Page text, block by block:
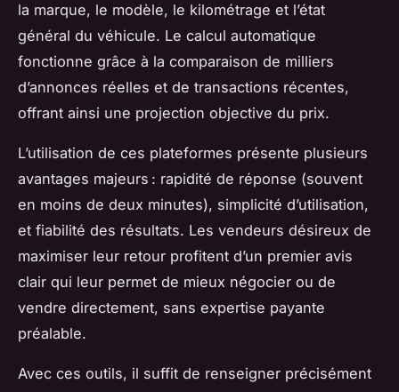
la marque, le modèle, le kilométrage et l’état
général du véhicule. Le calcul automatique
fonctionne grâce à la comparaison de milliers
d’annonces réelles et de transactions récentes,
offrant ainsi une projection objective du prix.
L’utilisation de ces plateformes présente plusieurs
avantages majeurs : rapidité de réponse (souvent
en moins de deux minutes), simplicité d’utilisation,
et fiabilité des résultats. Les vendeurs désireux de
maximiser leur retour profitent d’un premier avis
clair qui leur permet de mieux négocier ou de
vendre directement, sans expertise payante
préalable.
Avec ces outils, il suffit de renseigner précisément